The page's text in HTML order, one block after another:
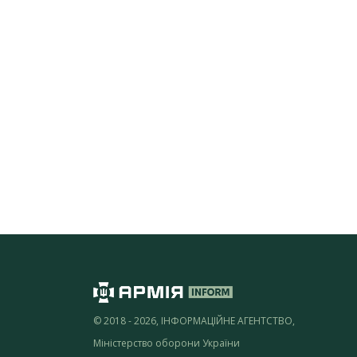
© 2018 - 2026, ІНФОРМАЦІЙНЕ АГЕНТСТВО,
Міністерство оборони України